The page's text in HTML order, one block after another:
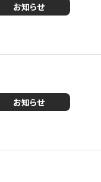
お知らせ
お知らせ